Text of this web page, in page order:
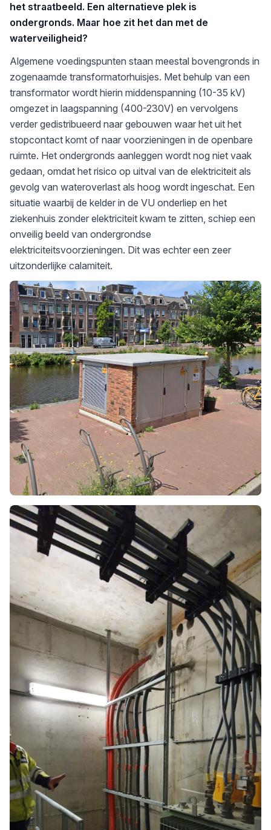
het straatbeeld. Een alternatieve plek is
ondergronds. Maar hoe zit het dan met de
waterveiligheid?
Algemene voedingspunten staan meestal bovengronds in
zogenaamde transformatorhuisjes. Met behulp van een
transformator wordt hierin middenspanning (10-35 kV)
omgezet in laagspanning (400-230V) en vervolgens
verder gedistribueerd naar gebouwen waar het uit het
stopcontact komt of naar voorzieningen in de openbare
ruimte. Het ondergronds aanleggen wordt nog niet vaak
gedaan, omdat het risico op uitval van de elektriciteit als
gevolg van wateroverlast als hoog wordt ingeschat. Een
situatie waarbij de kelder in de VU onderliep en het
ziekenhuis zonder elektriciteit kwam te zitten, schiep een
onveilig beeld van ondergrondse
elektriciteitsvoorzieningen. Dit was echter een zeer
uitzonderlijke calamiteit.